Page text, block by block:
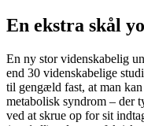
En ekstra skål
En ny stor videnskabelig
end 30 videnskabelige
til gengæld fast, at man
metabolisk syndrom – der
ved at skrue op for sit